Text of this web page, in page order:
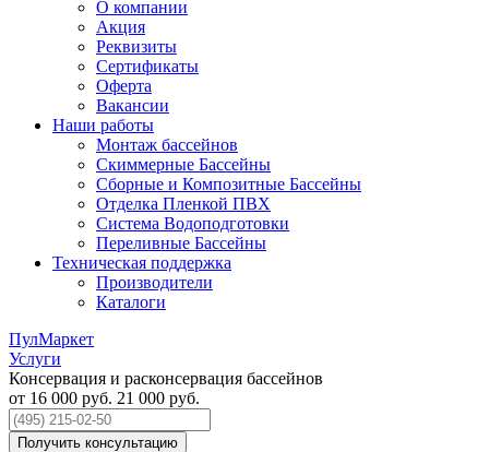
О компании
Акция
Реквизиты
Сертификаты
Оферта
Вакансии
Наши работы
Монтаж бассейнов
Скиммерные Бассейны
Сборные и Композитные Бассейны
Отделка Пленкой ПВХ
Система Водоподготовки
Переливные Бассейны
Техническая поддержка
Производители
Каталоги
ПулМаркет
Услуги
Консервация и расконсервация бассейнов
от 16 000 руб. 21 000 руб.
Получить консультацию